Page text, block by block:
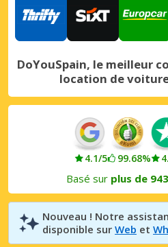
DoYouSpain, le meilleur
location de
4.1/5 99.68%
Basé sur plus de
Nouveau ! Notre
disponible sur Web et